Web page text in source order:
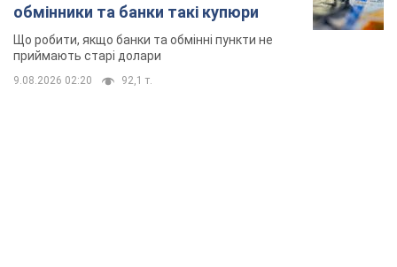
обмінники та банки такі купюри
Що робити, якщо банки та обмінні пункти не
приймають старі долари
9.08.2026 02:20 92,1 т.